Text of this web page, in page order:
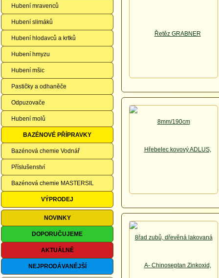
Hubení mravenců
Hubení slimáků
Hubení hlodavců a krtků
Hubení hmyzu
Hubení mšic
Pastičky a odhaněče
Odpuzovače
Hubení molů
BAZÉNOVÉ PŘÍPRAVKY
Bazénová chemie Vodnář
Příslušenství
Bazénová chemie MASTERSIL
VÝPRODEJ
NOVINKY
DOPORUČUJEME
AKTUÁLNĚ
NEJPRODÁVANĚJŠÍ